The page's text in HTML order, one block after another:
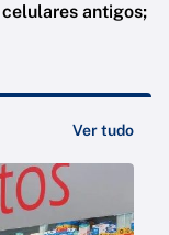
celulares antigos;
Ver tudo